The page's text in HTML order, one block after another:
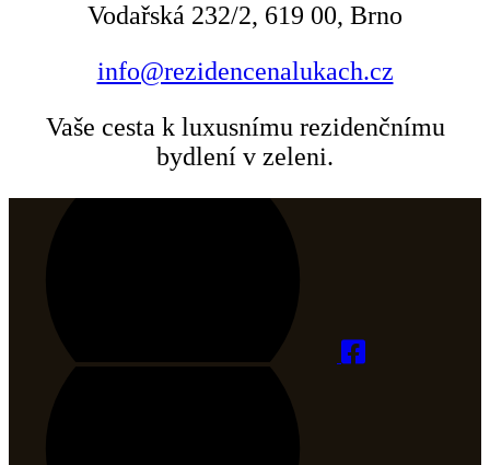
Vodařská 232/2, 619 00, Brno
info@rezidencenalukach.cz
Vaše cesta k luxusnímu rezidenčnímu
bydlení v zeleni.